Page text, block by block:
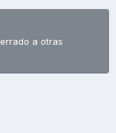
a otras